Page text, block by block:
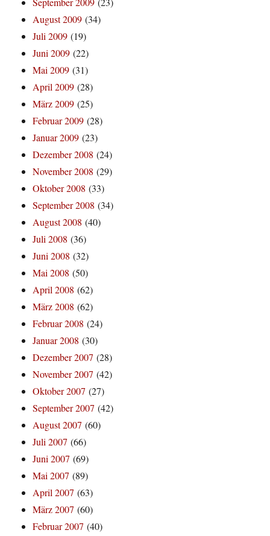
August 2009 (34)
Juli 2009 (19)
Juni 2009 (22)
Mai 2009 (31)
April 2009 (28)
März 2009 (25)
Februar 2009 (28)
Januar 2009 (23)
Dezember 2008 (24)
November 2008 (29)
Oktober 2008 (33)
September 2008 (34)
August 2008 (40)
Juli 2008 (36)
Juni 2008 (32)
Mai 2008 (50)
April 2008 (62)
März 2008 (62)
Februar 2008 (24)
Januar 2008 (30)
Dezember 2007 (28)
November 2007 (42)
Oktober 2007 (27)
September 2007 (42)
August 2007 (60)
Juli 2007 (66)
Juni 2007 (69)
Mai 2007 (89)
April 2007 (63)
März 2007 (60)
Februar 2007 (40)